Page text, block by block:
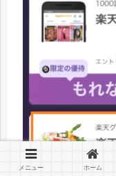
メニュー ホーム